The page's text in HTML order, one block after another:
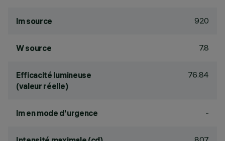
lm source 920
W source 7.8
Efficacité lumineuse
(valeur réelle)
76.84
lm en mode d'urgence -